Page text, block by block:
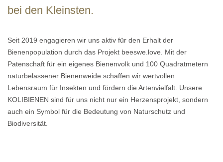
bei den Kleinsten.
Seit 2019 engagieren wir uns aktiv für den Erhalt der
Bienenpopulation durch das Projekt beeswe.love. Mit der
Patenschaft für ein eigenes Bienenvolk und 100 Quadratmetern
naturbelassener Bienenweide schaffen wir wertvollen
Lebensraum für Insekten und fördern die Artenvielfalt. Unsere
KOLIBIENEN sind für uns nicht nur ein Herzensprojekt, sondern
auch ein Symbol für die Bedeutung von Naturschutz und
Biodiversität.